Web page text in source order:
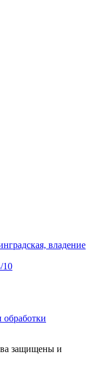
владение
10
защищены и